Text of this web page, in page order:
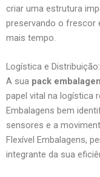
criar uma estrutura
preservando o frescor
mais tempo.
Logística e
A sua pack
papel vital na logística
Embalagens bem
sensores e a
Flexível Embalagens,
integrante da sua